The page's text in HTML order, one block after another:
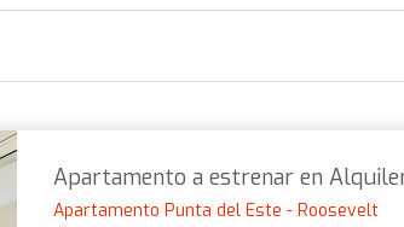
Apartamento a estrenar en
Apartamento Punta del Este - Roosevelt